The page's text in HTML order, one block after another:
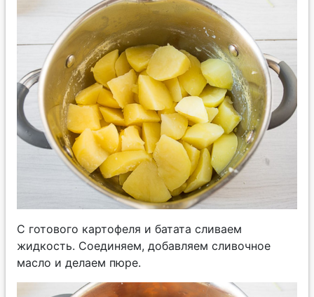
С готового картофеля и батата сливаем
жидкость. Соединяем, добавляем сливочное
масло и делаем пюре.